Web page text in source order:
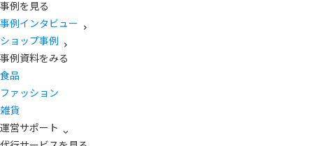
事例を見る
事例インタビュー
ショップ事例
事例資料をみる
食品
ファッション
雑貨
運営サポート